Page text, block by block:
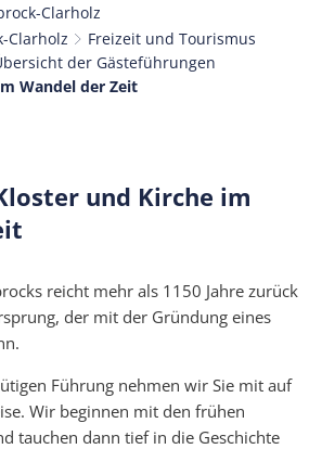
Clarholz
Clarholz
Freizeit und Tourismus
der Gästeführungen
Wandel der Zeit
und Kirche im
reicht mehr als 1150 Jahre zurück
der mit der Gründung eines
Führung nehmen wir Sie mit auf
Wir beginnen mit den frühen
tauchen dann tief in die Geschichte